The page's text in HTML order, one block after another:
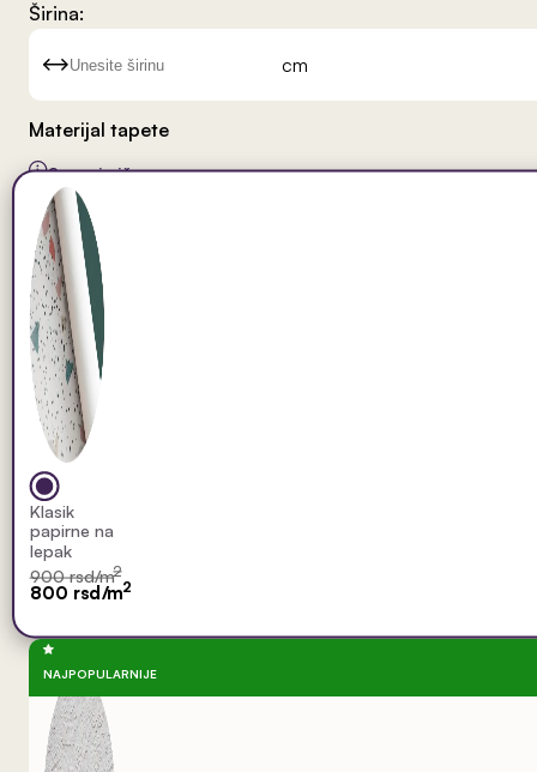
Širina:
cm
Materijal tapete
Saznaj više
Klasik
papirne na
lepak
900 rsd/m2
800 rsd/m2
NAJPOPULARNIJE